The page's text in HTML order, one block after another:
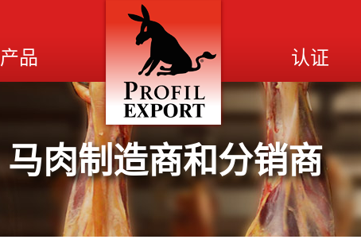
产品 认证
马肉制造商和分销商